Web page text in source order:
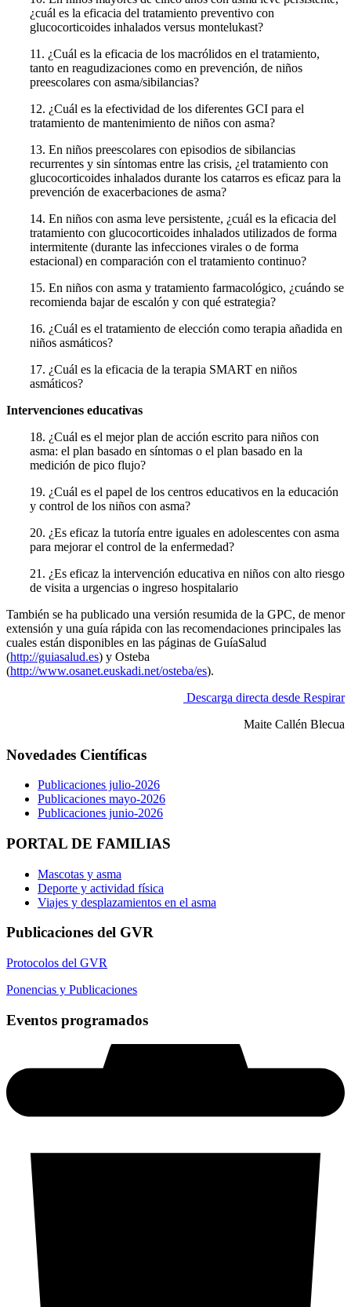
¿cuál es la eficacia del tratamiento preventivo con
glucocorticoides inhalados versus montelukast?
11. ¿Cuál es la eficacia de los macrólidos en el tratamiento,
tanto en reagudizaciones como en prevención, de niños
preescolares con asma/sibilancias?
12. ¿Cuál es la efectividad de los diferentes GCI para el
tratamiento de mantenimien­to de niños con asma?
13. En niños preescolares con episodios de sibilancias
recurrentes y sin síntomas entre las crisis, ¿el tratamiento con
glucocorticoides inhalados durante los catarros es eficaz para la
prevención de exacerbaciones de asma?
14. En niños con asma leve persistente, ¿cuál es la eficacia del
tratamiento con glu­cocorticoides inhalados utilizados de forma
intermitente (durante las infecciones virales o de forma
estacional) en comparación con el tratamiento continuo?
15. En niños con asma y tratamiento farmacológico, ¿cuándo se
recomienda bajar de escalón y con qué estrategia?
16. ¿Cuál es el tratamiento de elección como terapia añadida en
niños asmáticos?
17. ¿Cuál es la eficacia de la terapia SMART en niños
asmáticos?
Intervenciones educativas
18. ¿Cuál es el mejor plan de acción escrito para niños con
asma: el plan basado en síntomas o el plan basado en la
medición de pico flujo?
19. ¿Cuál es el papel de los centros educativos en la educación
y control de los niños con asma?
20. ¿Es eficaz la tutoría entre iguales en adolescentes con asma
para mejorar el con­trol de la enfermedad?
21. ¿Es eficaz la intervención educativa en niños con alto riesgo
de visita a urgencias o ingreso hospitalario
También se ha publicado una versión resumida de la GPC, de menor
extensión y una guía rápida con las re­comendaciones principales las
cuales están disponibles en las páginas de GuíaSalud
(http://guiasalud.es) y Osteba
(http://www.osanet.euskadi.net/osteba/es).
Descarga directa desde Respirar
Maite Callén Blecua
Novedades Científicas
Publicaciones julio-2026
Publicaciones mayo-2026
Publicaciones junio-2026
PORTAL DE FAMILIAS
Mascotas y asma
Deporte y actividad física
Viajes y desplazamientos en el asma
Publicaciones del GVR
Protocolos del GVR
Ponencias y Publicaciones
Eventos programados